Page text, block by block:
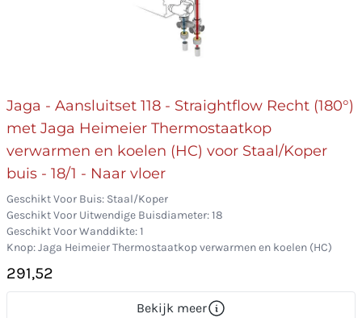
Jaga - Aansluitset 118 - Straightflow Recht (180°)
met Jaga Heimeier Thermostaatkop
verwarmen en koelen (HC) voor Staal/Koper
buis - 18/1 - Naar vloer
Geschikt Voor Buis: Staal/Koper
Geschikt Voor Uitwendige Buisdiameter: 18
Geschikt Voor Wanddikte: 1
Knop: Jaga Heimeier Thermostaatkop verwarmen en koelen (HC)
291,52
Bekijk meer